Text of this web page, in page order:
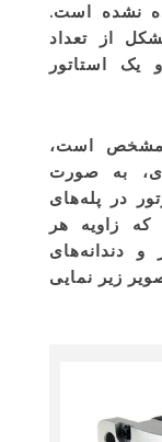
نشده است.
از تعداد
یک استاتور
مشخص است،
به صورت
در پله‌های
زاویه هر
دندانه‌های
زیر نمایی